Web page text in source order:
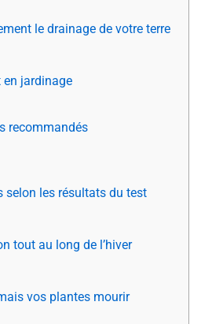
le drainage de votre terre
en jardinage
recommandés
selon les résultats du test
tout au long de l’hiver
vos plantes mourir